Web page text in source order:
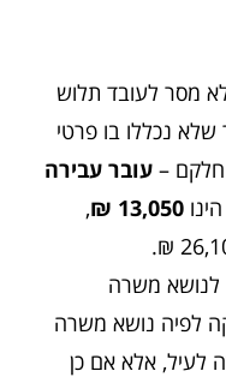
מסר לעובד תלוש
נכללו בו פרטי
חלקם –עובר עבירה
13,050 ₪
,
לנושא משרה
לפיה נושא משרה
לעיל, אלא אם כן